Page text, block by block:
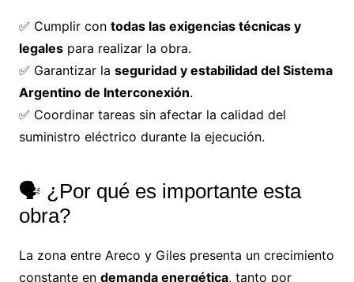
✅ Cumplir con todas las exigencias técnicas y
legalespara realizar la obra.
✅ Garantizar la seguridad y estabilidad del Sistema
Argentino de Interconexión.
✅ Coordinar tareas sin afectar la calidad del
suministro eléctrico durante la ejecución.
🗣️ ¿Por qué es importante esta
obra?
La zona entre Areco y Giles presenta un crecimiento
constante en demanda energética, tanto por